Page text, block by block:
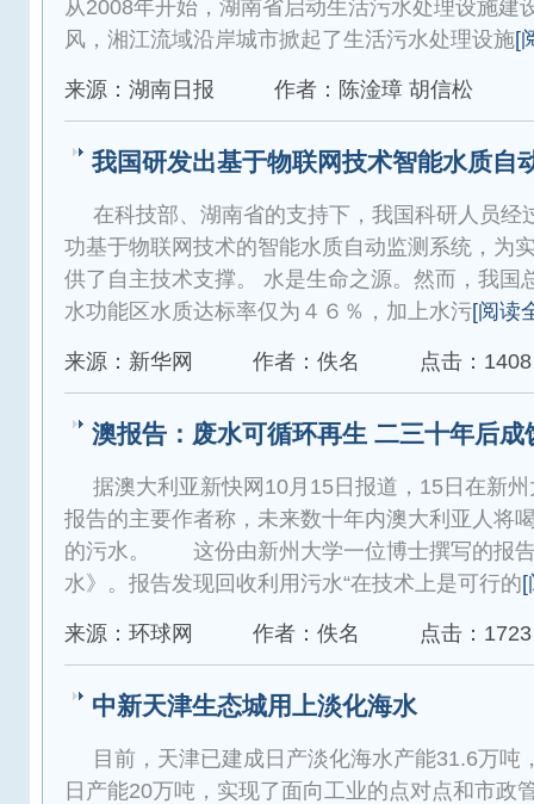
从2008年开始，湖南省启动生活污水处理设施建
风，湘江流域沿岸城市掀起了生活污水处理设施[
来源：湖南日报 作者：陈淦璋 胡信松
我国研发出基于物联网技术智能水质自
在科技部、湖南省的支持下，我国科研人员经
功基于物联网技术的智能水质自动监测系统，为
供了自主技术支撑。 水是生命之源。然而，我国
水功能区水质达标率仅为４６％，加上水污[阅读
来源：新华网 作者：佚名 点击：1408
澳报告：废水可循环再生 二三十年后成
据澳大利亚新快网10月15日报道，15日在新
报告的主要作者称，未来数十年内澳大利亚人将
的污水。 这份由新州大学一位博士撰写的报告
水》。报告发现回收利用污水“在技术上是可行的
来源：环球网 作者：佚名 点击：1723
中新天津生态城用上淡化海水
目前，天津已建成日产淡化海水产能31.6万吨
日产能20万吨，实现了面向工业的点对点和市